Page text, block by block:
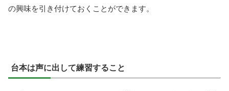
の興味を引き付けておくことができます。
台本は声に出して練習すること